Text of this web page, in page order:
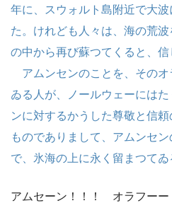
年に、スウォルト島附近で大
た。けれども人々は、海の荒
の中から再び蘇つてくると、信
アムンセンのことを、そのオ
ゐる人が、ノールウェーには
ンに対するかうした尊敬と信
ものでありまして、アムンセ
で、氷海の上に永く留まつてゐ
アムセーン！！！ オラフーー